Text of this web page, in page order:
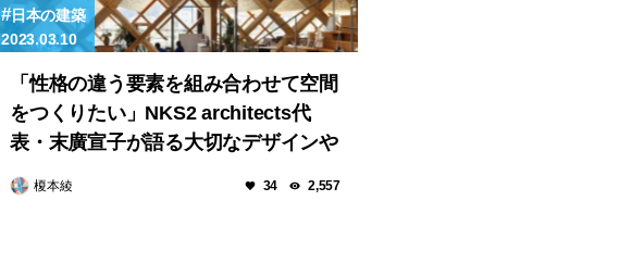
日本の建築
2023.03.10
「性格の違う要素を組み合わせて空間
をつくりたい」NKS2 architects代
表・末廣宣子が語る大切なデザインや
空間づくり
榎本綾 34 2,557